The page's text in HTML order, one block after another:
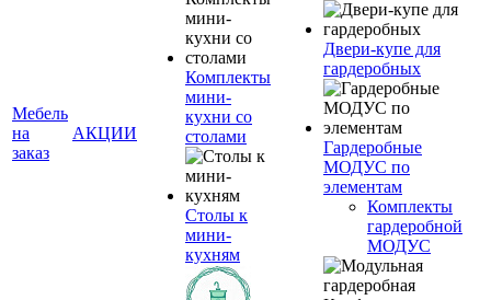
Мебель
на
заказ
АКЦИИ
Комплекты
мини-
кухни со
столами
Столы к
мини-
кухням
Двери-купе для
гардеробных
Гардеробные
МОДУС по
элементам
Комплекты
гардеробной
МОДУС